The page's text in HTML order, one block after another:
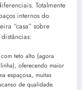
Totalmente
internos do
“casa” sobre
teto alto (agora
oferecendo maior
espaçosa, muitas
de qualidade.